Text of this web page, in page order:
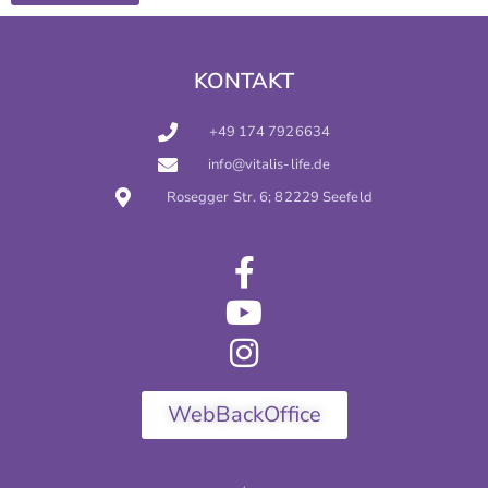
KONTAKT
+49 174 7926634
info@vitalis-life.de
Rosegger Str. 6; 82229 Seefeld
WebBackOffice